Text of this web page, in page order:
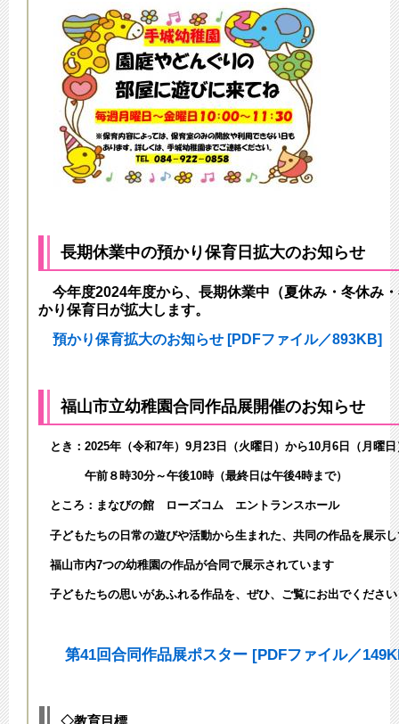
長期休業中の預かり保育日拡大のお知らせ
今年度2024年度から、長期休業中（夏休み・冬休み
かり保育日が拡大します。
預かり保育拡大のお知らせ [PDFファイル／893KB]
福山市立幼稚園合同作品展開催のお知らせ
とき： 2025年（令和7年）9月23日（火曜日）から10月6日（月曜日
午前８時30分～午後10時（最終日は午後4時まで）
ところ：まなびの館 ローズコム エントランスホール
子どもたちの日常の遊びや活動から生まれた、共同の作品を展示
福山市内7つの幼稚園の作品が合同で展示されています
子どもたちの思いがあふれる作品を、ぜひ、ご覧にお出でくださ
第41回合同作品展ポスター [PDFファイル／